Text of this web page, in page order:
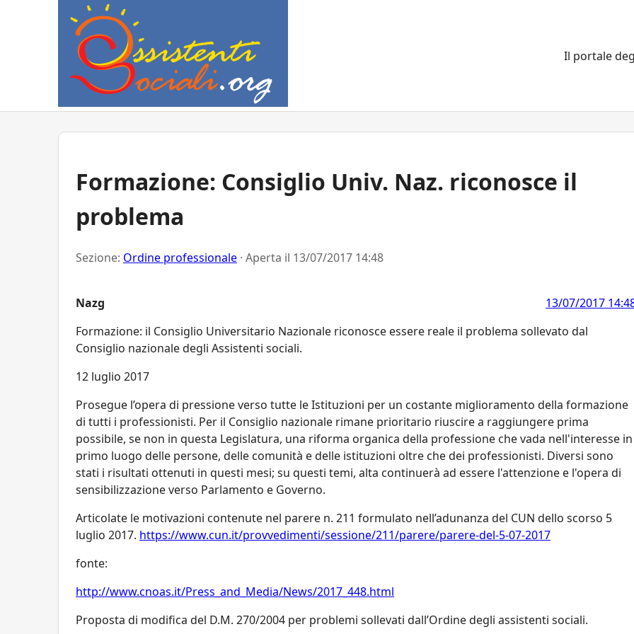
Il portale
Formazione: Consiglio Univ. Naz. riconosce il
problema
Sezione: Ordine professionale · Aperta il 13/07/2017 14:48
Nazg
13/07/2017
Formazione: il Consiglio Universitario Nazionale riconosce essere reale il problema sollevato dal
Consiglio nazionale degli Assistenti sociali.
12 luglio 2017
Prosegue l’opera di pressione verso tutte le Istituzioni per un costante miglioramento della formazione
di tutti i professionisti. Per il Consiglio nazionale rimane prioritario riuscire a raggiungere prima
possibile, se non in questa Legislatura, una riforma organica della professione che vada nell'interesse in
primo luogo delle persone, delle comunità e delle istituzioni oltre che dei professionisti. Diversi sono
stati i risultati ottenuti in questi mesi; su questi temi, alta continuerà ad essere l'attenzione e l'opera di
sensibilizzazione verso Parlamento e Governo.
Articolate le motivazioni contenute nel parere n. 211 formulato nell’adunanza del CUN dello scorso 5
luglio 2017. https://www.cun.it/provvedimenti/sessione/211/parere/parere-del-5-07-2017
fonte:
http://www.cnoas.it/Press_and_Media/News/2017_448.html
Proposta di modifica del D.M. 270/2004 per problemi sollevati dall’Ordine degli assistenti sociali.